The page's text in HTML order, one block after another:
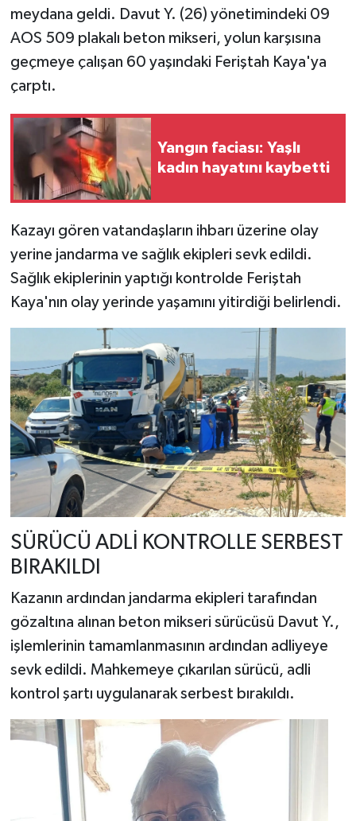
meydana geldi. Davut Y. (26) yönetimindeki 09
AOS 509 plakalı beton mikseri, yolun karşısına
geçmeye çalışan 60 yaşındaki Feriştah Kaya'ya
çarptı.
Yangın faciası: Yaşlı
kadın hayatını kaybetti
Kazayı gören vatandaşların ihbarı üzerine olay
yerine jandarma ve sağlık ekipleri sevk edildi.
Sağlık ekiplerinin yaptığı kontrolde Feriştah
Kaya'nın olay yerinde yaşamını yitirdiği belirlendi.
SÜRÜCÜ ADLİ KONTROLLE SERBEST
BIRAKILDI
Kazanın ardından jandarma ekipleri tarafından
gözaltına alınan beton mikseri sürücüsü Davut Y.,
işlemlerinin tamamlanmasının ardından adliyeye
sevk edildi. Mahkemeye çıkarılan sürücü, adli
kontrol şartı uygulanarak serbest bırakıldı.